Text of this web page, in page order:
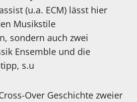
(u.a. ECM) lässt hier
Musikstile
sondern auch zwei
Ensemble und die
s.u
Over Geschichte zweier